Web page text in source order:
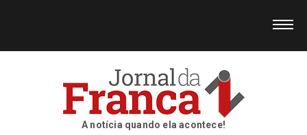
A notícia quando ela acontece!